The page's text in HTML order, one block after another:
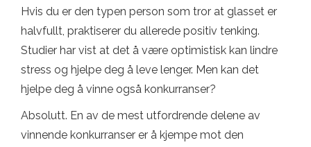
Hvis du er den typen person som tror at glasset er
halvfullt, praktiserer du allerede positiv tenking.
Studier har vist at det å være optimistisk kan lindre
stress og hjelpe deg å leve lenger. Men kan det
hjelpe deg å vinne også konkurranser?
Absolutt. En av de mest utfordrende delene av
vinnende konkurranser er å kjempe mot den